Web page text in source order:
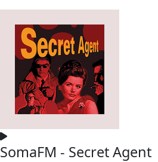
SomaFM - Secret Agent